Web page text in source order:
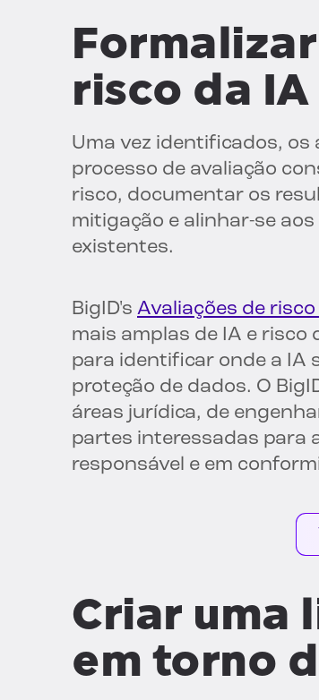
risco da IA
Uma vez identificados, os
processo de avaliação
risco, documentar os
mitigação e alinhar-se
existentes.
BigID's Avaliações de risco
mais amplas de IA e risco
para identificar onde a IA
proteção de dados. O
áreas jurídica, de
partes interessadas para
responsável e em
Criar uma
em torno